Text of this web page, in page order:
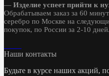
— Изделие успеет прийти к
Обрабатываем заказ за 60
серебро по Москве на
покупок, по России за 2-10 дней.
Наши контакты
Будьте в курсе наших акций,